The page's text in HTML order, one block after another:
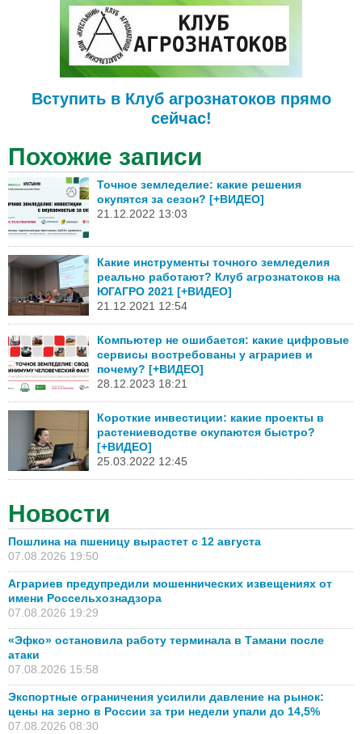
Вступить в Клуб агрознатоков прямо
сейчас!
Похожие записи
Точное земледелие: какие решения
окупятся за сезон? [+ВИДЕО]
21.12.2022 13:03
Какие инструменты точного земледелия
реально работают? Клуб агрознатоков на
ЮГАГРО 2021 [+ВИДЕО]
21.12.2021 12:54
Компьютер не ошибается: какие цифровые
сервисы востребованы у аграриев и
почему? [+ВИДЕО]
28.12.2023 18:21
Короткие инвестиции: какие проекты в
растениеводстве окупаются быстро?
[+ВИДЕО]
25.03.2022 12:45
Новости
Пошлина на пшеницу вырастет с 12 августа
07.08.2026 19:50
Аграриев предупредили мошеннических извещениях от
имени Россельхознадзора
07.08.2026 19:29
«Эфко» остановила работу терминала в Тамани после
атаки
07.08.2026 15:58
Экспортные ограничения усилили давление на рынок:
цены на зерно в России за три недели упали до 14,5%
07.08.2026 08:30